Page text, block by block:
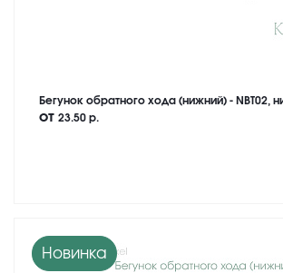
Бегунок обратного хода (нижний) - NBT02,
от 23.50 р.
Новинка